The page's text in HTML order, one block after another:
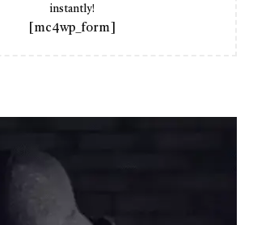
instantly!
[mc4wp_form]